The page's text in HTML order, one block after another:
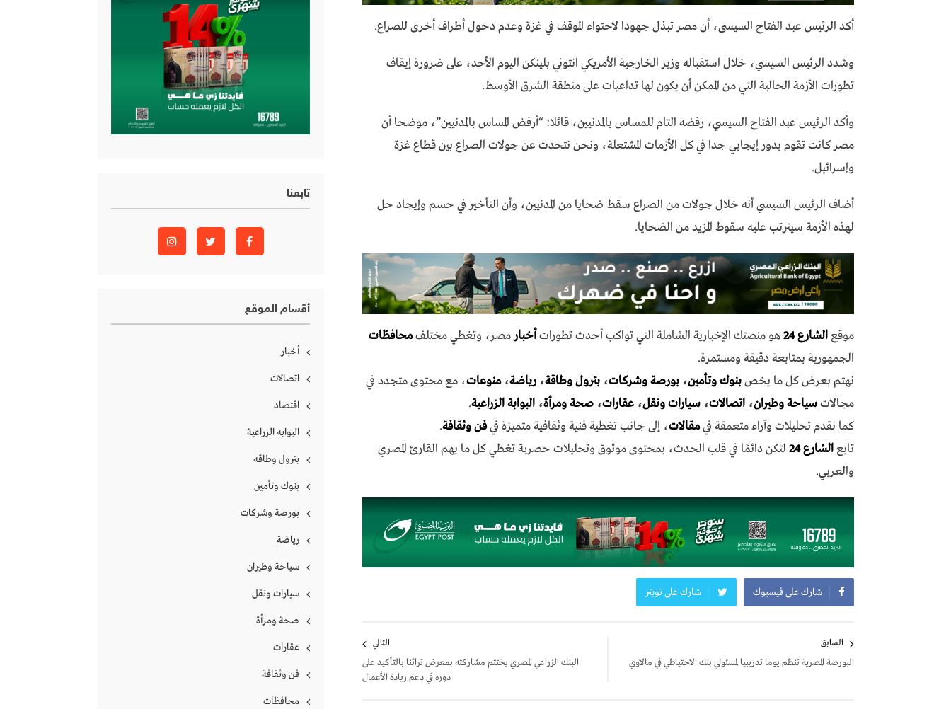
أكد الرئيس عبد الفتاح السيسى، أن مصر تبذل جهودا لاحتواء الموقف في غزة وعدم دخول أطراف أخرى للصراع.
وشدد الرئيس السيسي، خلال استقباله وزير الخارجية الأمريكي انتوني بلينكن اليوم الأحد، على ضرورة إيقاف
تطورات الأزمة الحالية التي من الممكن أن يكون لها تداعيات على منطقة الشرق الأوسط.
وأكد الرئيس عبد الفتاح السيسي، رفضه التام للمساس بالمدنيين، قائلا: “أرفض المساس بالمدنيين”، موضحا أن
مصر كانت تقوم بدور إيجابي جدا في كل الأزمات المشتعلة، ونحن نتحدث عن جولات الصراع بين قطاع غزة
وإسرائيل.
أضاف الرئيس السيسي أنه خلال جولات من الصراع سقط ضحايا من المدنيين، وأن التأخير في حسم وإيجاد حل
لهذه الأزمة سيترتب عليه سقوط المزيد من الضحايا.
موقعالشارع 24 هو منصتك الإخبارية الشاملة التي تواكب أحدث تطوراتأخبار مصر، وتغطي مختلفمحافظات
الجمهورية بمتابعة دقيقة ومستمرة.
نهتم بعرض كل ما يخصبنوك وتأمين، بورصة وشركات، بترول وطاقة، رياضة،منوعات، مع محتوى متجدد في
مجالاتسياحة وطيران، اتصالات، سيارات ونقل، عقارات، صحة ومرأة، البوابة الزراعية.
كما نقدم تحليلات وآراء متعمقة فيمقالات، إلى جانب تغطية فنية وثقافية متميزة فيفن وثقافة.
تابعالشارع 24
لتكن دائمًا في قلب الحدث، بمحتوى موثوق وتحليلات حصرية تغطي كل ما يهم القارئ المصري
والعربي.
شارك على فيسبوك شارك على تويتر
المقالات
السابق
البورصة المصرية تنظم يوما تدريبيا لمسئولي بنك الاحتياطي في مالاوي
التالي
البنك الزراعي المصري يختتم مشاركته بمعرض تراثنا بالتأكيد على
دوره في دعم ريادة الأعمال
تابعنا
أقسام الموقع
أخبار
اتصالات
اقتصاد
البوابه الزراعية
بترول وطاقه
بنوك وتأمين
بورصة وشركات
رياضة
سياحة وطيران
سيارات ونقل
صحة ومرأة
عقارات
فن وثقافة
محافظات